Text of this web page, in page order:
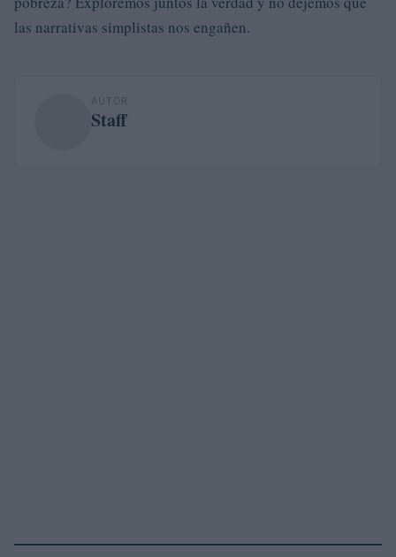
las narrativas simplistas nos engañen.
AUTOR
Staff